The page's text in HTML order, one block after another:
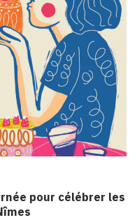
pour célébrer les